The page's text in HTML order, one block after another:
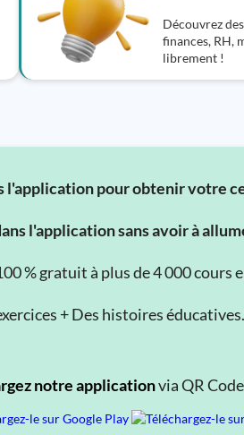
Découvrez
finances, RH,
librement !
l'application pour obtenir votre
l'application sans avoir à
% gratuit à plus de 4 000
+ Des histoires éducatives.
notre applicationvia QR